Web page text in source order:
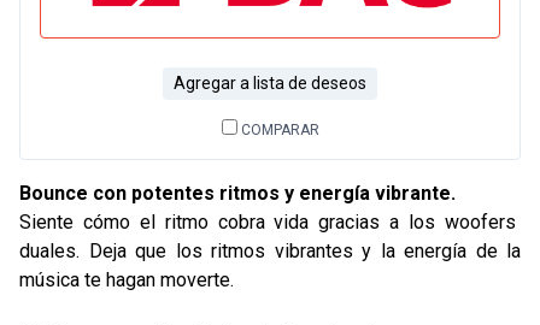
Agregar a lista de deseos
COMPARAR
Bounce con potentes ritmos y energía vibrante.
Siente cómo el ritmo cobra vida gracias a los woofers
duales. Deja que los ritmos vibrantes y la energía de la
música te hagan moverte.